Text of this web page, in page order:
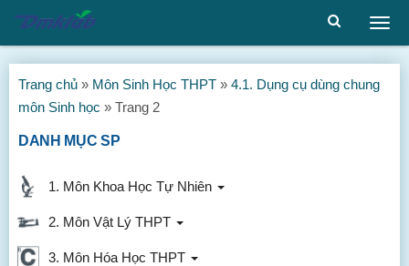
Trang chủ » Môn Sinh Học THPT » 4.1. Dụng cụ dùng chung
môn Sinh học » Trang 2
DANH MỤC SP
1. Môn Khoa Học Tự Nhiên
2. Môn Vật Lý THPT
3. Môn Hóa Học THPT